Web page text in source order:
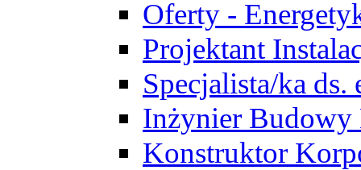
Oferty -
Projektant
Specjalista/ka
Inżynier
Konstruktor